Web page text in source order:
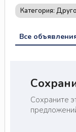
Категория:
Все
Сохраните